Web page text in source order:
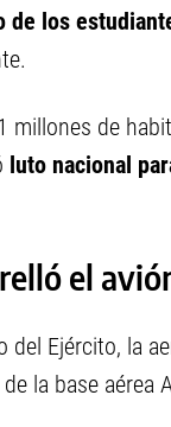
de los
millones de
luto nacional
el
del Ejército, la
la base aérea